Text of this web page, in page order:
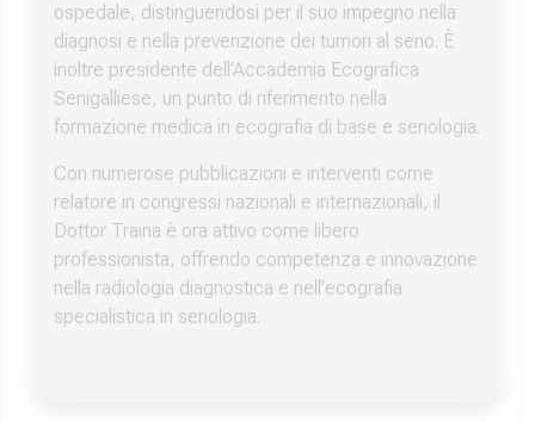
ospedale, distinguendosi per il suo impegno nella
diagnosi e nella prevenzione dei tumori al seno. È
inoltre presidente dell’Accademia Ecografica
Senigalliese, un punto di riferimento nella
formazione medica in ecografia di base e senologia.
Con numerose pubblicazioni e interventi come
relatore in congressi nazionali e internazionali, il
Dottor Traina è ora attivo come libero
professionista, offrendo competenza e innovazione
nella radiologia diagnostica e nell’ecografia
specialistica in senologia.